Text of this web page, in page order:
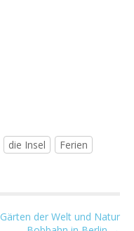
die Insel
Ferien
Gärten der Welt und Natur